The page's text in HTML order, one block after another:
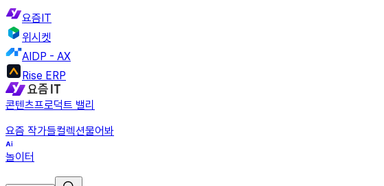
요즘IT
위시켓
AIDP - AX
Rise ERP
콘텐츠프로덕트 밸리
요즘 작가들컬렉션물어봐
놀이터